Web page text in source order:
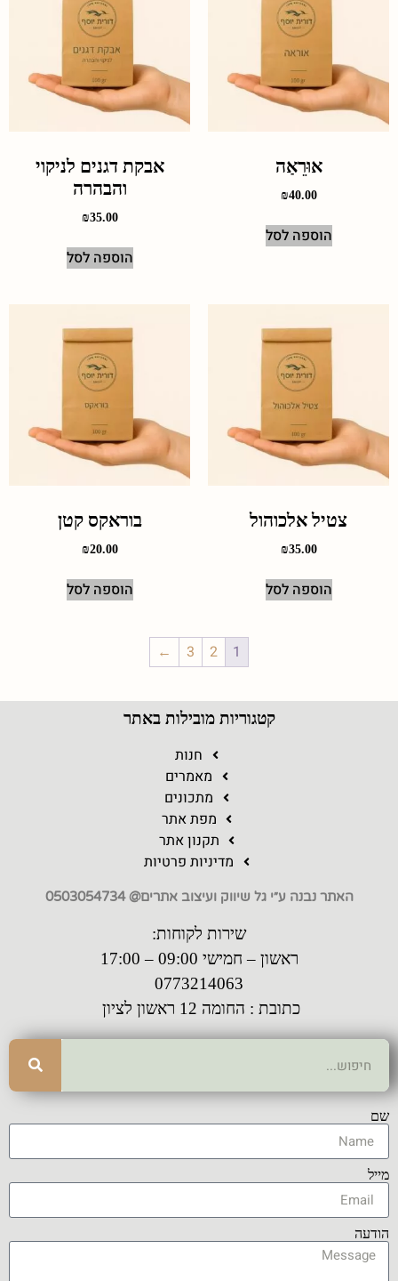
אוּרֵאַה
₪40.00
הוספה לסל
אבקת דגנים לניקוי
והבהרה
₪35.00
הוספה לסל
צטיל אלכוהול
₪35.00
הוספה לסל
בוראקס קטן
₪20.00
הוספה לסל
1
2
3
←
קטגוריות מובילות באתר
חנות
מאמרים
מתכונים
מפת אתר
תקנון אתר
מדיניות פרטיות
האתר נבנה ע״י גל שיווק ועיצוב אתרים@ 0503054734
שירות לקוחות:
ראשון – חמישי 09:00 – 17:00
0773214063
כתובת : החומה 12 ראשון לציון
שם
מייל
הודעה